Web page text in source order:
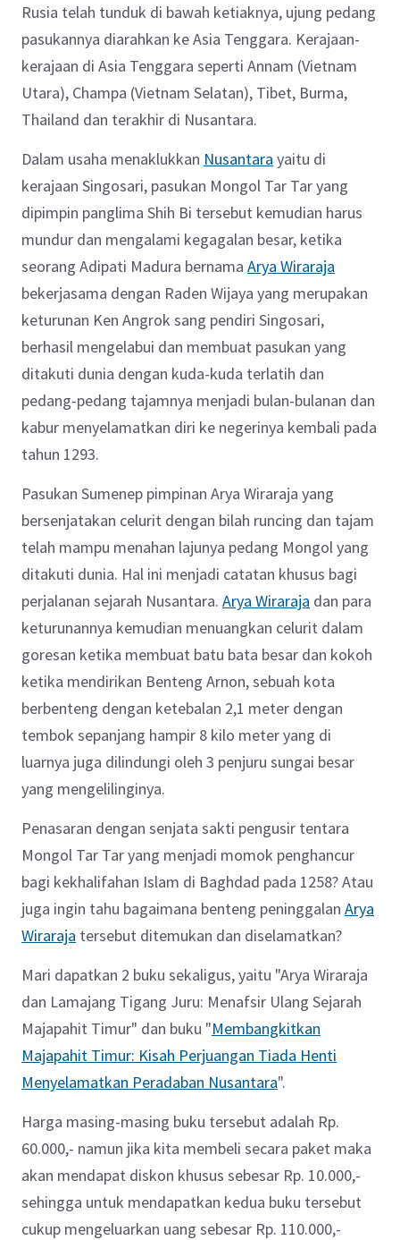
Rusia telah tunduk di bawah ketiaknya, ujung pedang
pasukannya diarahkan ke Asia Tenggara. Kerajaan-
kerajaan di Asia Tenggara seperti Annam (Vietnam
Utara), Champa (Vietnam Selatan), Tibet, Burma,
Thailand dan terakhir di Nusantara.
Dalam usaha menaklukkan Nusantara yaitu di
kerajaan Singosari, pasukan Mongol Tar Tar yang
dipimpin panglima Shih Bi tersebut kemudian harus
mundur dan mengalami kegagalan besar, ketika
seorang Adipati Madura bernama Arya Wiraraja
bekerjasama dengan Raden Wijaya yang merupakan
keturunan Ken Angrok sang pendiri Singosari,
berhasil mengelabui dan membuat pasukan yang
ditakuti dunia dengan kuda-kuda terlatih dan
pedang-pedang tajamnya menjadi bulan-bulanan dan
kabur menyelamatkan diri ke negerinya kembali pada
tahun 1293.
Pasukan Sumenep pimpinan Arya Wiraraja yang
bersenjatakan celurit dengan bilah runcing dan tajam
telah mampu menahan lajunya pedang Mongol yang
ditakuti dunia. Hal ini menjadi catatan khusus bagi
perjalanan sejarah Nusantara. Arya Wiraraja dan para
keturunannya kemudian menuangkan celurit dalam
goresan ketika membuat batu bata besar dan kokoh
ketika mendirikan Benteng Arnon, sebuah kota
berbenteng dengan ketebalan 2,1 meter dengan
tembok sepanjang hampir 8 kilo meter yang di
luarnya juga dilindungi oleh 3 penjuru sungai besar
yang mengelilinginya.
Penasaran dengan senjata sakti pengusir tentara
Mongol Tar Tar yang menjadi momok penghancur
bagi kekhalifahan Islam di Baghdad pada 1258? Atau
juga ingin tahu bagaimana benteng peninggalan Arya
Wiraraja tersebut ditemukan dan diselamatkan?
Mari dapatkan 2 buku sekaligus, yaitu "Arya Wiraraja
dan Lamajang Tigang Juru: Menafsir Ulang Sejarah
Majapahit Timur" dan buku "Membangkitkan
Majapahit Timur: Kisah Perjuangan Tiada Henti
Menyelamatkan Peradaban Nusantara".
Harga masing-masing buku tersebut adalah Rp.
60.000,- namun jika kita membeli secara paket maka
akan mendapat diskon khusus sebesar Rp. 10.000,-
sehingga untuk mendapatkan kedua buku tersebut
cukup mengeluarkan uang sebesar Rp. 110.000,-